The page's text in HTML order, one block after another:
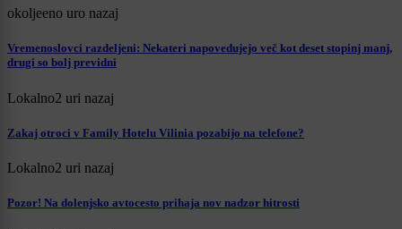
okoljeeno uro nazaj
Vremenoslovci razdeljeni: Nekateri napovedujejo več kot deset stopinj manj,
drugi so bolj previdni
Lokalno2 uri nazaj
Zakaj otroci v Family Hotelu Vilinia pozabijo na telefone?
Lokalno2 uri nazaj
Pozor! Na dolenjsko avtocesto prihaja nov nadzor hitrosti